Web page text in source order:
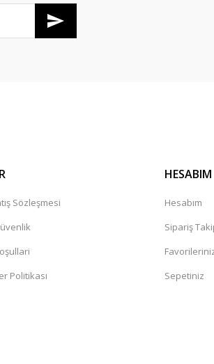
Sözleşmesi
Politikası
HESABIM
Hesabım
Sipariş
Sepetiniz